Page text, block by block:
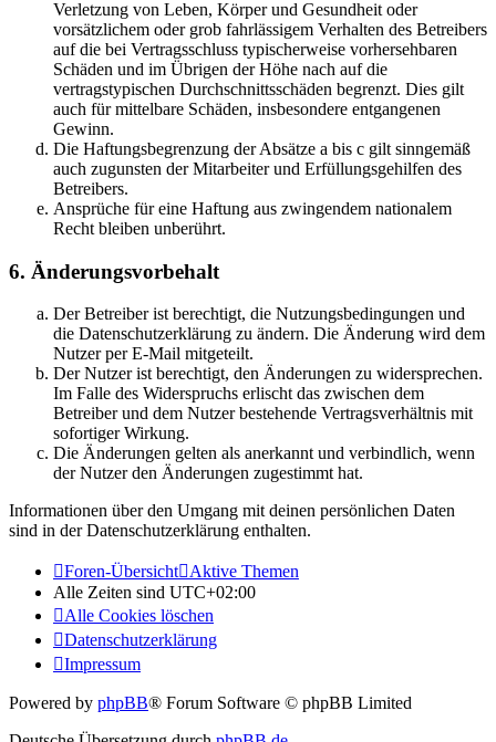
Verletzung von Leben, Körper und Gesundheit oder
vorsätzlichem oder grob fahrlässigem Verhalten des Betreibers
auf die bei Vertragsschluss typischerweise vorhersehbaren
Schäden und im Übrigen der Höhe nach auf die
vertragstypischen Durchschnittsschäden begrenzt. Dies gilt
auch für mittelbare Schäden, insbesondere entgangenen
Gewinn.
Die Haftungsbegrenzung der Absätze a bis c gilt sinngemäß
auch zugunsten der Mitarbeiter und Erfüllungsgehilfen des
Betreibers.
Ansprüche für eine Haftung aus zwingendem nationalem
Recht bleiben unberührt.
6. Änderungsvorbehalt
Der Betreiber ist berechtigt, die Nutzungsbedingungen und
die Datenschutzerklärung zu ändern. Die Änderung wird dem
Nutzer per E-Mail mitgeteilt.
Der Nutzer ist berechtigt, den Änderungen zu widersprechen.
Im Falle des Widerspruchs erlischt das zwischen dem
Betreiber und dem Nutzer bestehende Vertragsverhältnis mit
sofortiger Wirkung.
Die Änderungen gelten als anerkannt und verbindlich, wenn
der Nutzer den Änderungen zugestimmt hat.
Informationen über den Umgang mit deinen persönlichen Daten
sind in der Datenschutzerklärung enthalten.
Foren-Übersicht
Aktive Themen
Alle Zeiten sind UTC+02:00
Alle Cookies löschen
Datenschutzerklärung
Impressum
Powered by phpBB® Forum Software © phpBB Limited